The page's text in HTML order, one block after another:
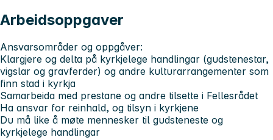
Arbeidsoppgaver
Ansvarsområder og oppgåver:
Klargjere og delta på kyrkjelege handlingar (gudstenestar,
vigslar og gravferder) og andre kulturarrangementer som
finn stad i kyrkja
Samarbeida med prestane og andre tilsette i Fellesrådet
Ha ansvar for reinhald, og tilsyn i kyrkjene
Du må like å møte mennesker til gudsteneste og
kyrkjelege handlingar